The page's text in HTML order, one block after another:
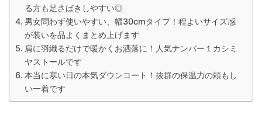
る方も足さばきしやすい◎
男女問わず使いやすい、幅30cmタイプ！程よいサイズ感
が装いを品よくまとめ上げます
肩に羽織るだけで暖かくお洒落に！人気ナンバー１カシミ
ヤストールです
本当に寒い日の本気ダウンコート！抜群の保温力の頼もし
い一着です